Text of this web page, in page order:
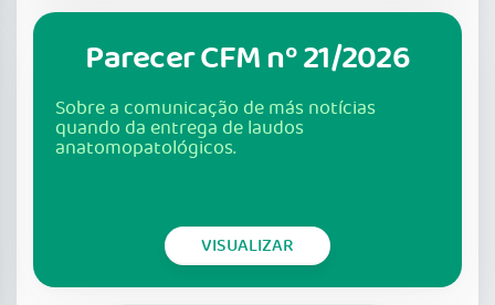
Parecer CFM nº 21/2026
Sobre a comunicação de más notícias
quando da entrega de laudos
anatomopatológicos.
VISUALIZAR